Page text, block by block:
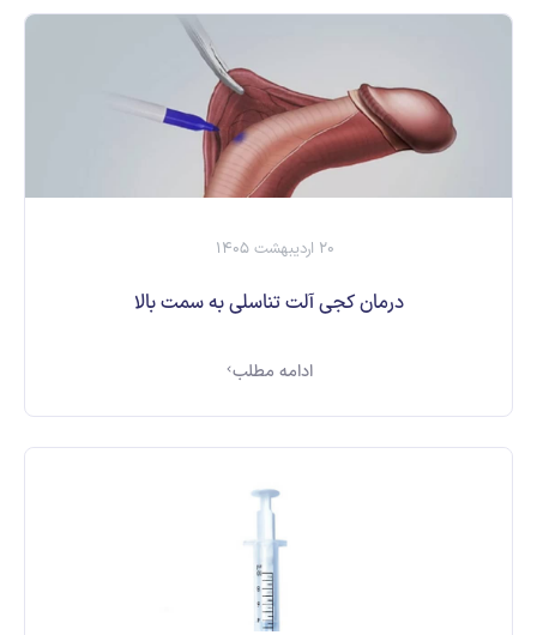
20 اردیبهشت 1405
درمان کجی آلت تناسلی به سمت بالا
ادامه مطلب